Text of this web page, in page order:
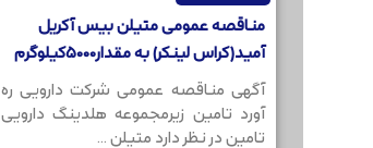
مناقصه عمومی متیلن بیس آکریل
آمید(کراس لینکر) به مقدار5000کیلوگرم
آگهی مناقصه عمومی شرکت دارویی ره
آورد تامین زیرمجموعه هلدینگ دارویی
تامین در نظر دارد متیلن ...